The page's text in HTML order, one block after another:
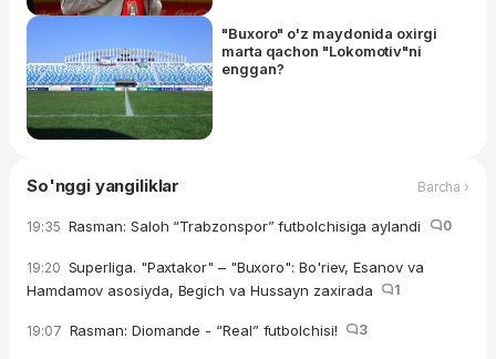
"Buxoro" o'z maydonida oxirgi
marta qachon "Lokomotiv"ni
enggan?
So'nggi yangiliklar Barcha ›
19:35 Rasman: Saloh “Trabzonspor” futbolchisiga aylandi 0
19:20 Superliga. "Paxtakor" – "Buxoro": Bo'riev, Esanov va
Hamdamov asosiyda, Begich va Hussayn zaxirada
1
19:07 Rasman: Diomande - “Real” futbolchisi! 3